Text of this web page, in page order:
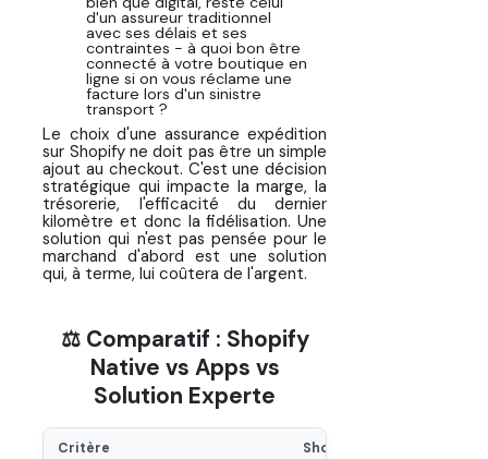
d'un assureur traditionnel
avec ses délais et ses
contraintes - à quoi bon être
connecté à votre boutique en
ligne si on vous réclame une
facture lors d'un sinistre
transport ?
Le choix d'une assurance expédition
sur Shopify ne doit pas être un simple
ajout au checkout. C'est une décision
stratégique qui impacte la marge, la
trésorerie, l'efficacité du dernier
kilomètre et donc la fidélisation. Une
solution qui n'est pas pensée pour le
marchand d'abord est une solution
qui, à terme, lui coûtera de l'argent.
⚖️ Comparatif : Shopify
Native vs Apps vs
Solution Experte
Critère Shopify Shipping